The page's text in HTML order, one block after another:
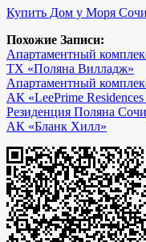
Купить Дом у Моря
Похожие Записи:
Апартаментный
ТХ «Поляна Вилладж»
Апартаментный
АК «LeePrime
Резиденция Поляна
АК «Бланк Хилл»